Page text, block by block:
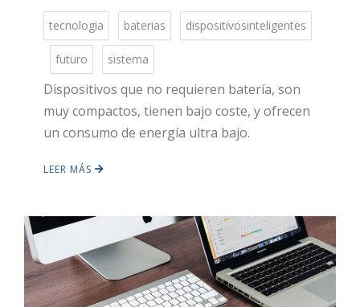
tecnologia baterias dispositivosinteligentes
futuro sistema
Dispositivos que no requieren batería, son
muy compactos, tienen bajo coste, y ofrecen
un consumo de energía ultra bajo.
LEER MÁS